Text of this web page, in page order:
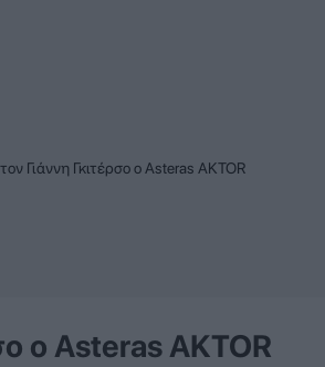
Γιάννη Γκιτέρσο ο Asteras AKTOR
ο Asteras AKTOR